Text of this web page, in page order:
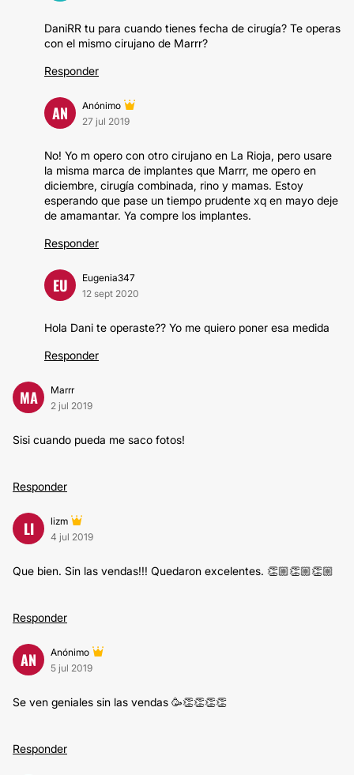
DaniRR tu para cuando tienes fecha de cirugía? Te operas
con el mismo cirujano de Marrr?
Responder
AN
Anónimo
27 jul 2019
No! Yo m opero con otro cirujano en La Rioja, pero usare
la misma marca de implantes que Marrr, me opero en
diciembre, cirugía combinada, rino y mamas. Estoy
esperando que pase un tiempo prudente xq en mayo deje
de amamantar. Ya compre los implantes.
Responder
EU
Eugenia347
12 sept 2020
Hola Dani te operaste?? Yo me quiero poner esa medida
Responder
MA
Marrr
2 jul 2019
Sisi cuando pueda me saco fotos!
Responder
LI
lizm
4 jul 2019
Que bien. Sin las vendas!!! Quedaron excelentes. 👏🏼👏🏼👏🏼
Responder
AN
Anónimo
5 jul 2019
Se ven geniales sin las vendas 🥳👏👏👏👏
Responder